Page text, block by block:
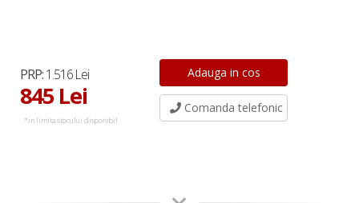
PRP:1.516 Lei
845 Lei
*in limita stocului disponibil
Comanda telefonic